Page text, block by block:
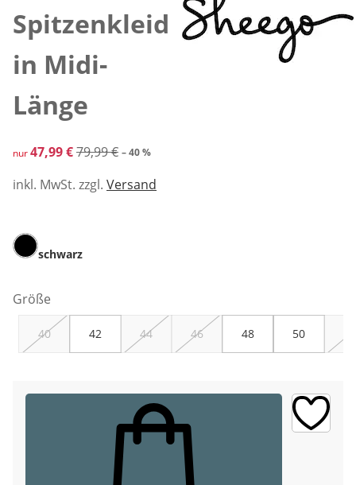
Spitzenkleid
in Midi-
Länge
reduzierter Preis 47,99 €, vorheriger Preis: 79,99 €
nur47,99 €79,99 € – 40 %
inkl. MwSt. zzgl. Versand
schwarz
Größe
40 42 44 46 48 50